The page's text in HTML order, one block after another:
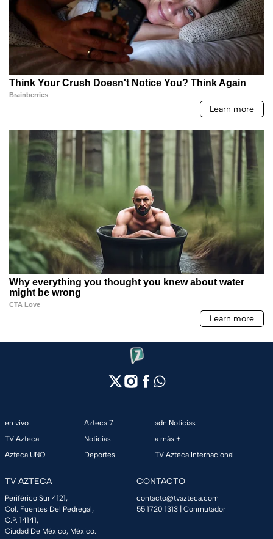
en vivo
TV Azteca
Azteca UNO
Azteca 7
Noticias
Deportes
adn Noticias
a más +
TV Azteca Internacional
TV AZTECA
Periférico Sur 4121,
Col. Fuentes Del Pedregal,
C.P. 14141,
Ciudad De México, México.
CONTACTO
contacto@tvazteca.com
55 1720 1313 | Conmutador